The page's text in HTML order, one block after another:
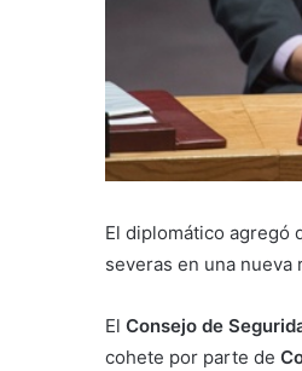
El diplomático agregó
severas en una
El Consejo de
cohete por parte de